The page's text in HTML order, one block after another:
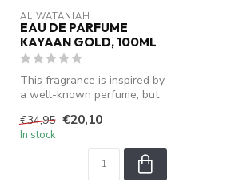
AL WATANIAH
EAU DE PARFUME
KAYAAN GOLD, 100ML
This fragrance is inspired by
a well-known perfume, but
€34,95 €20,10
In stock